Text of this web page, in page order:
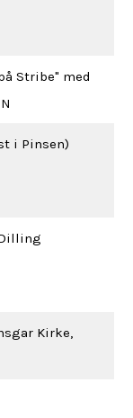
Stribe" med
i Pinsen)
Kirke,